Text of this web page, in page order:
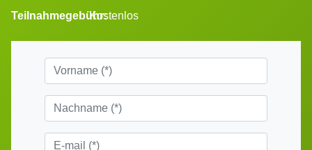
Teilnahmegebühr:Kostenlos